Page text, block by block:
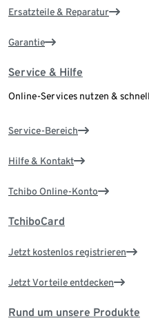
Ersatzteile & Reparatur
Garantie
Service & Hilfe
Online-Services nutzen &
Service-Bereich
Hilfe & Kontakt
Tchibo Online-Konto
TchiboCard
Jetzt kostenlos registrieren
Jetzt Vorteile entdecken
Rund um unsere Produkte